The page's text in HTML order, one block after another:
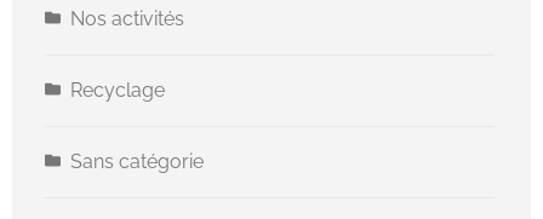
Nos activités
Recyclage
Sans catégorie